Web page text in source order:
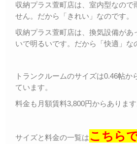
収納プラス萱町店は、室内型なので
せん。だから「きれい」なのです。
収納プラス萱町店は、換気設備があ
いで明るいです。だから「快適」な
トランクルームのサイズは0.46帖か
ています。
料金も月額賃料3,800円からあります
サイズと料金の一覧はこちら